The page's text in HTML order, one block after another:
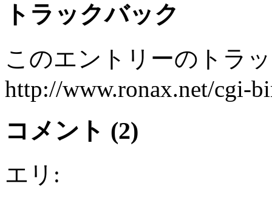
トラックバック
このエントリーのトラ
http://www.ronax.net/cgi-
コメント (2)
エリ: